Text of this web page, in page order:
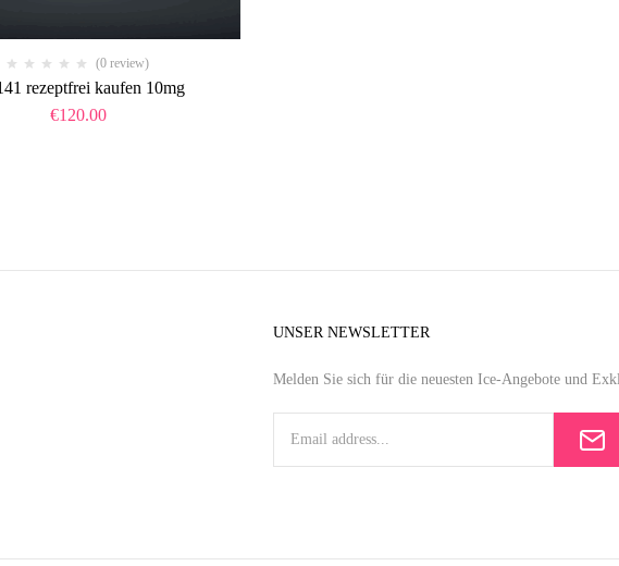
(0 review)
rezeptfrei kaufen 10mg
€120.00
UNSER NEWSLETTER
Melden Sie sich für die neuesten Ice-Angebote und